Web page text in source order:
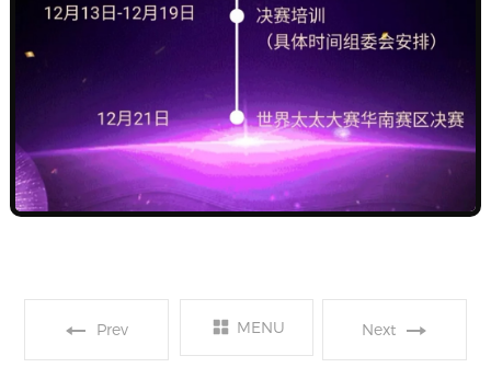
Prev
2020国际超模大赛 MENU Next
第13届世界华裔小姐